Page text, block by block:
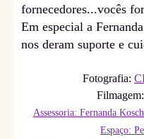
fornecedores...vocês
Em especial a
nos deram suporte e
Fotografia:
Filmagem:
Assessoria: Fernanda
Espaço: